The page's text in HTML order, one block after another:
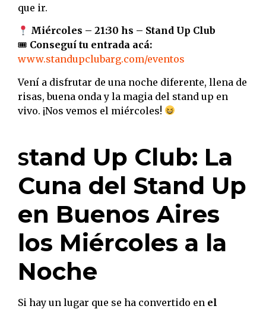
que ir.
Miércoles – 21:30 hs – Stand Up Club
🎟 Conseguí tu entrada acá:
www.standupclubarg.com/eventos
Vení a disfrutar de una noche diferente, llena de
risas, buena onda y la magia del stand up en
vivo. ¡Nos vemos el miércoles!
Stand Up Club: La
Cuna del Stand Up
en Buenos Aires
los Miércoles a la
Noche
Si hay un lugar que se ha convertido en el